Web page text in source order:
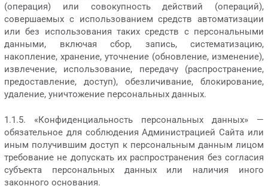
(операция) или совокупность действий (операций),
совершаемых с использованием средств автоматизации
или без использования таких средств с персональными
данными, включая сбор, запись, систематизацию,
накопление, хранение, уточнение (обновление, изменение),
извлечение, использование, передачу (распространение,
предоставление, доступ), обезличивание, блокирование,
удаление, уничтожение персональных данных.
1.1.5. «Конфиденциальность персональных данных» —
обязательное для соблюдения Администрацией Сайта или
иным получившим доступ к персональным данным лицом
требование не допускать их распространения без согласия
субъекта персональных данных или наличия иного
законного основания.